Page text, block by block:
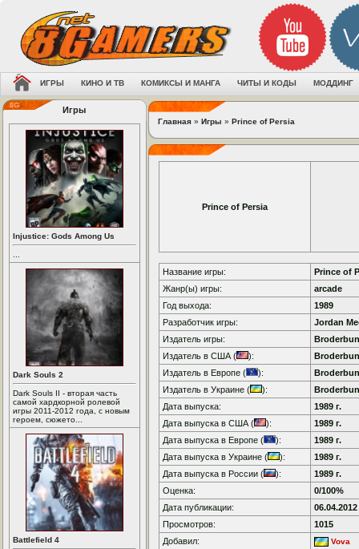
ИГРЫ КИНО И ТВ КОМИКСЫ И МАНГА ЧИТЫ И КОДЫ МОДДИНГ
Игры
Injustice: Gods Among Us
Dark Souls 2
Dark Souls II - вторая часть
самой хардкорной ролевой
игры 2011-2012 года, с новым
героем, сюжето...
Battlefield 4
Главная » Игры » Prince of Persia
Prince of Persia
Название игры:
Prince of
Жанр(ы) игры:
arcade
Год выхода:
1989
Разработчик игры:
Jordan
Издатель игры:
Издатель в США (
):
Издатель в Европе (
):
Издатель в Украине (
):
Дата выпуска:
1989 г.
Дата выпуска в США (
):
1989 г.
Дата выпуска в Европе (
):
1989 г.
Дата выпуска в Украине (
):
1989 г.
Дата выпуска в России (
):
1989 г.
Оценка:
0/100%
Дата публикации:
06.04.2012
Просмотров:
1015
Добавил:
Vova